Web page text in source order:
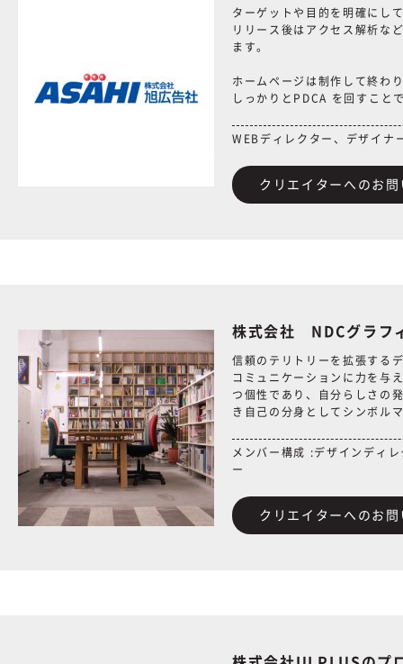
ターゲットや目的を明確にし
リリース後はアクセス解析な
ます。
ホームページは制作して終わ
しっかりとPDCA を回すこと
WEBディレクター、デザイナ
クリエイターへのお
株式会社 NDCグラフ
信頼のテリトリーを拡張する
コミュニケーションに力を与
つ個性であり、自分らしさの
き自己の分身としてシンボル
メンバー構成 :デザインディ
ー
クリエイターへのお